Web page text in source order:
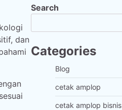
dan
Search
Categories
Blog
cetak amplop
cetak amplop bisnis